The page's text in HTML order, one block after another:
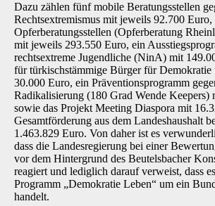
Dazu zählen fünf mobile Beratungsstellen
Rechtsextremismus mit jeweils 92.700 Euro,
Opferberatungsstellen (Opferberatung
mit jeweils 293.550 Euro, ein
rechtsextreme Jugendliche (NinA) mit
für türkischstämmige Bürger für Demokratie
30.000 Euro, ein Präventionsprogramm
Radikalisierung (180 Grad Wende Keepers)
sowie das Projekt Meeting Diaspora mit
Gesamtförderung aus dem Landeshaushalt
1.463.829 Euro. Von daher ist es
dass die Landesregierung bei einer
vor dem Hintergrund des Beutelsbacher
reagiert und lediglich darauf verweist, dass
Programm „Demokratie Leben“ um ein
handelt.